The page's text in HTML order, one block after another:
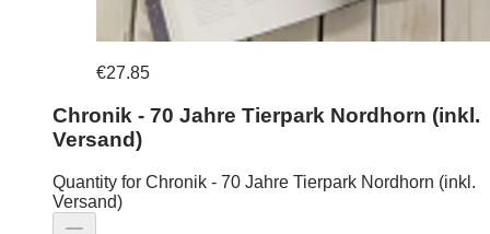
€27.85
Chronik - 70 Jahre Tierpark Nordhorn (inkl.
Versand)
Quantity for Chronik - 70 Jahre Tierpark Nordhorn (inkl.
Versand)